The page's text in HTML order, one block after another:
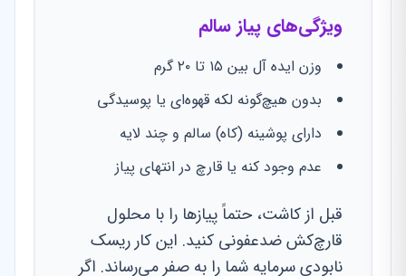
ویژگی‌های پیاز سالم
وزن ایده آل بین ۱۵ تا ۲۰ گرم
بدون هیچ‌گونه لکه قهوه‌ای یا پوسیدگی
دارای پوشینه (کاه) سالم و چند لایه
عدم وجود کنه یا قارچ در انتهای پیاز
قبل از کاشت، حتماً پیازها را با محلول
قارچ‌کش ضدعفونی کنید. این کار ریسک
نابودی سرمایه شما را به صفر می‌رساند. اگر